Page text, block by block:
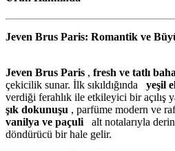
Jeven Brus Paris: Romantik ve
Jeven Brus Paris , fresh ve tatlı
çekicilik sunar. İlk sıkıldığında
yeşil
verdiği ferahlık ile etkileyici bir açılış
şık dokunuşu , parfüme modern ve
vanilya ve paçuli
alt notalarıyla
döndürücü bir hale gelir.